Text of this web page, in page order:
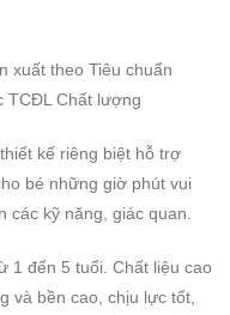
xuất theo Tiêu chuẩn
TCĐL Chất lượng
kế riêng biệt hỗ trợ
bé những giờ phút vui
các kỹ năng, giác quan.
1 đến 5 tuổi. Chất liệu cao
và bền cao, chịu lực tốt,